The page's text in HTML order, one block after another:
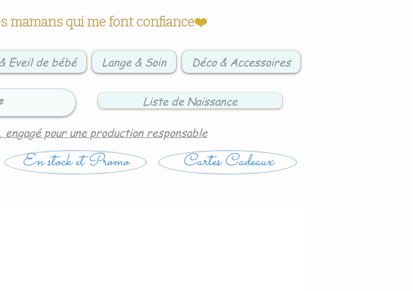
mamans qui me font confiance❤️
Eveil de bébé Lange & Soin Déco & Accessoires
Liste de Naissance
pour une production responsable
En stock et Promo Cartes Cadeaux